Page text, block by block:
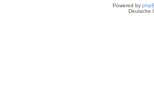
Powered by
Deutsche